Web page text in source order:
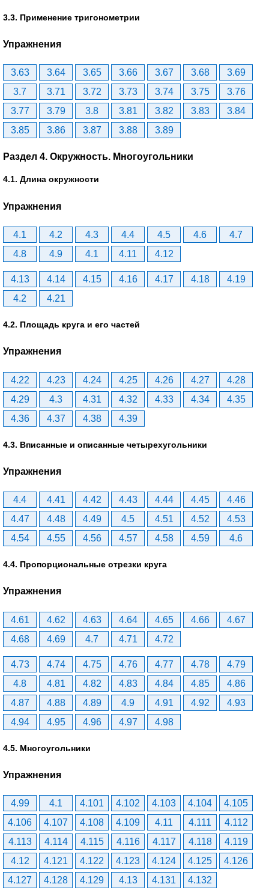
3.3. Применение тригонометрии
Упражнения
3.63 3.64 3.65 3.66 3.67 3.68
3.69
3.7
3.71 3.72 3.73 3.74 3.75
3.76
3.77
3.79 3.8 3.81 3.82 3.83
3.84
3.85
3.86 3.87 3.88 3.89
Раздел 4. Окружность. Многоугольники
4.1. Длина окружности
Упражнения
4.1 4.2 4.3 4.4 4.5 4.6
4.7
4.8
4.9 4.1 4.11 4.12
4.13 4.14 4.15 4.16 4.17 4.18
4.19
4.2
4.21
4.2. Площадь круга и его частей
Упражнения
4.22 4.23 4.24 4.25 4.26 4.27
4.28
4.29
4.3 4.31 4.32 4.33 4.34
4.35
4.36
4.37 4.38 4.39
4.3. Вписанные и описанные четырехугольники
Упражнения
4.4 4.41 4.42 4.43 4.44 4.45
4.46
4.47
4.48 4.49 4.5 4.51 4.52
4.53
4.54
4.55 4.56 4.57 4.58 4.59 4.6
4.4. Пропорциональные отрезки круга
Упражнения
4.61 4.62 4.63 4.64 4.65 4.66
4.67
4.68
4.69 4.7 4.71 4.72
4.73 4.74 4.75 4.76 4.77 4.78
4.79
4.8
4.81 4.82 4.83 4.84 4.85
4.86
4.87
4.88 4.89 4.9 4.91 4.92
4.93
4.94
4.95 4.96 4.97 4.98
4.5. Многоугольники
Упражнения
4.99 4.1 4.101 4.102 4.103 4.104
4.105
4.106
4.107 4.108 4.109 4.11 4.111
4.112
4.113
4.114 4.115 4.116 4.117 4.118
4.119
4.12
4.121 4.122 4.123 4.124 4.125
4.126
4.127
4.128 4.129 4.13 4.131 4.132